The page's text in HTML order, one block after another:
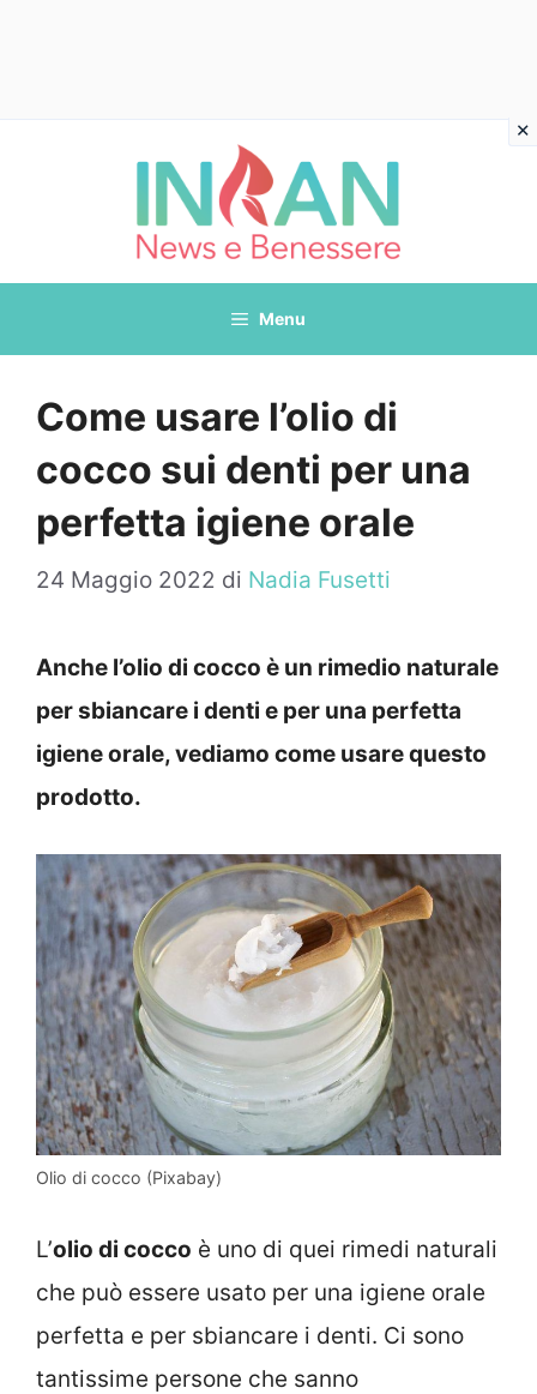
Menu
Come usare l’olio di
cocco sui denti per una
perfetta igiene orale
24 Maggio 2022 di Nadia Fusetti
Anche l’olio di cocco è un rimedio naturale
per sbiancare i denti e per una perfetta
igiene orale, vediamo come usare questo
prodotto.
Olio di cocco (Pixabay)
L’olio di cocco è uno di quei rimedi naturali
che può essere usato per una igiene orale
perfetta e per sbiancare i denti. Ci sono
tantissime persone che sanno